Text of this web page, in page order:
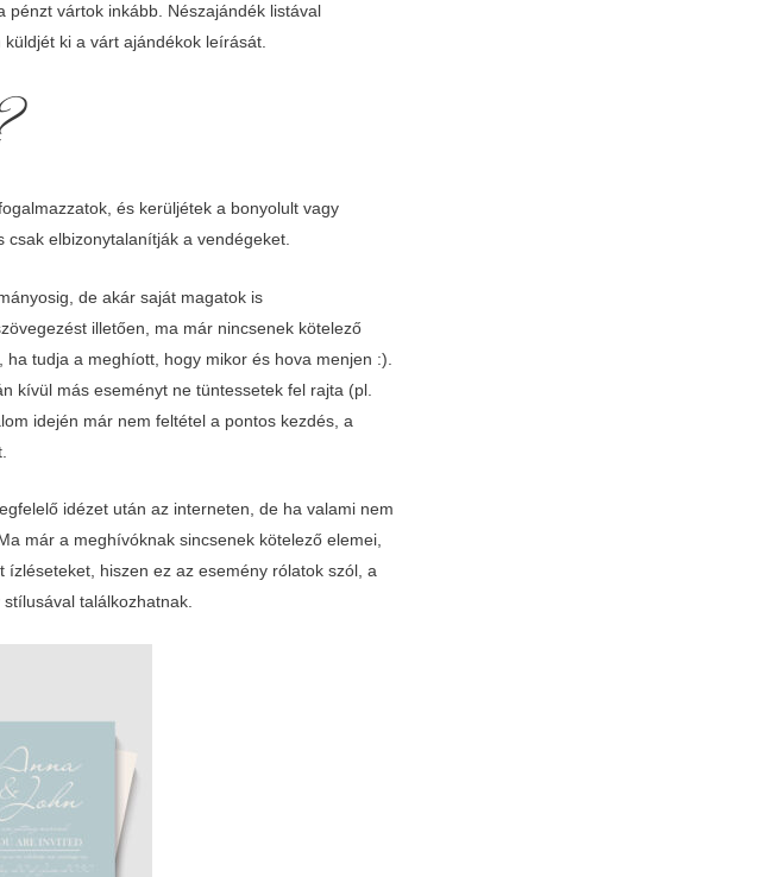
pénzt vártok inkább. Nészajándék listával
ki a várt ajándékok leírását.
és kerüljétek a bonyolult vagy
elbizonytalanítják a vendégeket.
de akár saját magatok is
illetően, ma már nincsenek kötelező
tudja a meghíott, hogy mikor és hova menjen :).
kívül más eseményt ne tüntessetek fel rajta (pl.
idején már nem feltétel a pontos kezdés, a
idézet után az interneten, de ha valami nem
már a meghívóknak sincsenek kötelező elemei,
hiszen ez az esemény rólatok szól, a
találkozhatnak.